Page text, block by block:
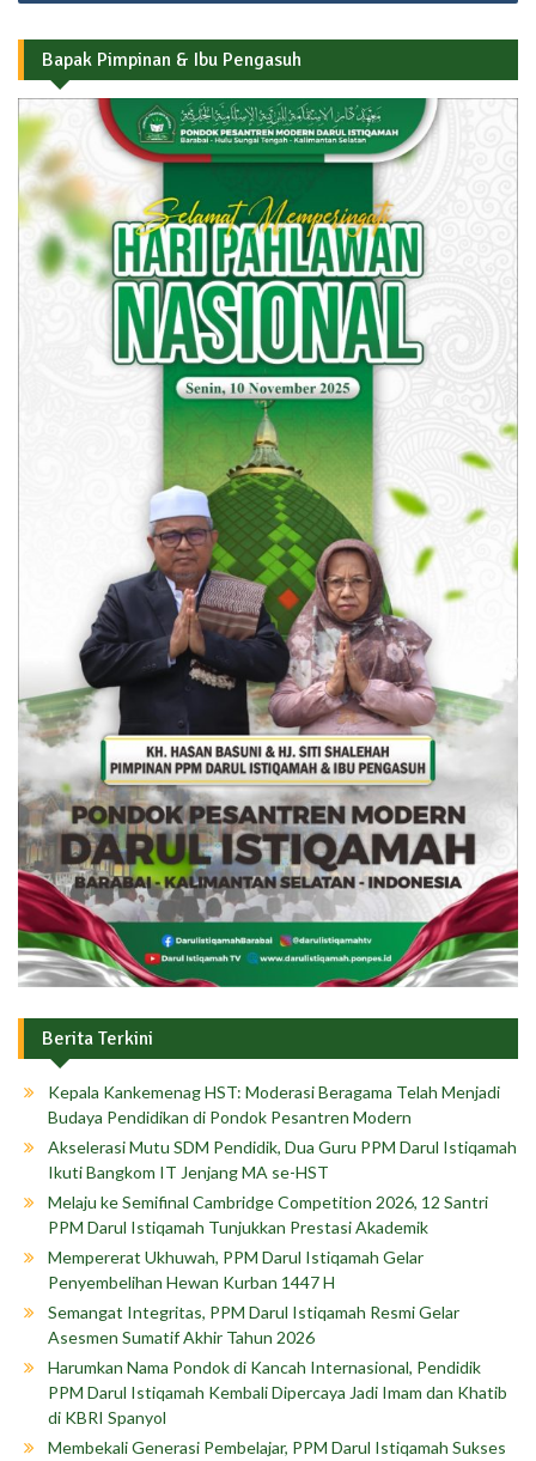
Bapak Pimpinan & Ibu Pengasuh
Berita Terkini
Kepala Kankemenag HST: Moderasi Beragama Telah Menjadi
Budaya Pendidikan di Pondok Pesantren Modern
Akselerasi Mutu SDM Pendidik, Dua Guru PPM Darul Istiqamah
Ikuti Bangkom IT Jenjang MA se-HST
Melaju ke Semifinal Cambridge Competition 2026, 12 Santri
PPM Darul Istiqamah Tunjukkan Prestasi Akademik
Mempererat Ukhuwah, PPM Darul Istiqamah Gelar
Penyembelihan Hewan Kurban 1447 H
Semangat Integritas, PPM Darul Istiqamah Resmi Gelar
Asesmen Sumatif Akhir Tahun 2026
Harumkan Nama Pondok di Kancah Internasional, Pendidik
PPM Darul Istiqamah Kembali Dipercaya Jadi Imam dan Khatib
di KBRI Spanyol
Membekali Generasi Pembelajar, PPM Darul Istiqamah Sukses